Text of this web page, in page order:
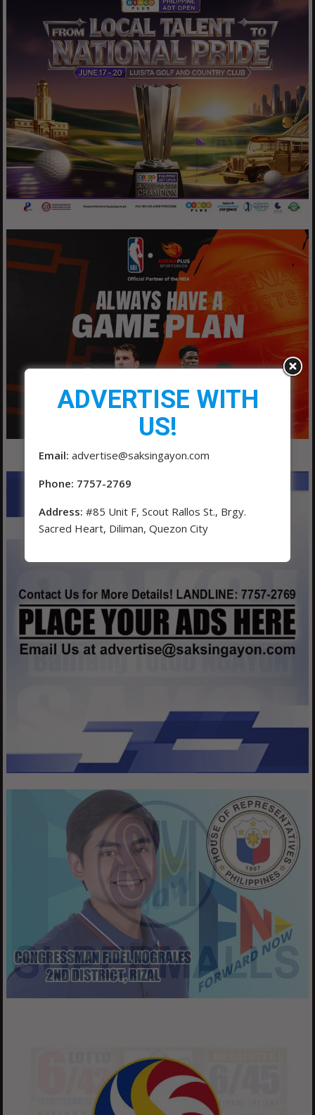
ADVERTISE WITH
US!
Email: advertise@saksingayon.com
Phone: 7757-2769
Address: #85 Unit F, Scout Rallos St., Brgy.
Sacred Heart, Diliman, Quezon City